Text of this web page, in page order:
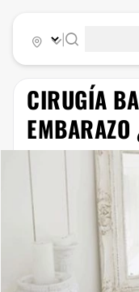
​CIRUGÍA
EMBARAZO